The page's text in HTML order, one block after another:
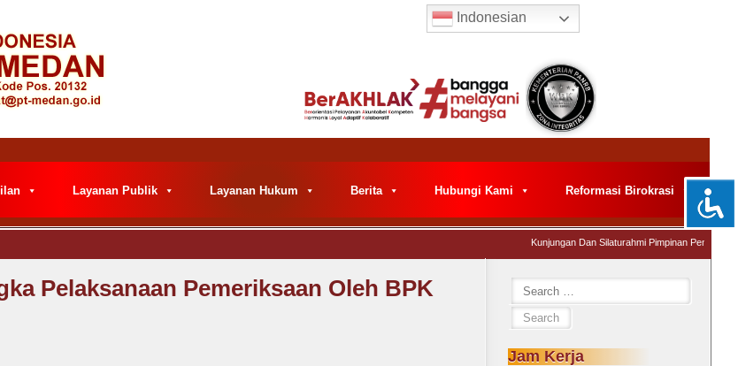
Indonesian
Layanan Publik Layanan Hukum Berita Hubungi Kami Reformasi Birokrasi
Kunjungan Dan Silaturahmi Pimpinan Pemeriksa
Pelaksanaan Pemeriksaan Oleh BPK
Jam Kerja